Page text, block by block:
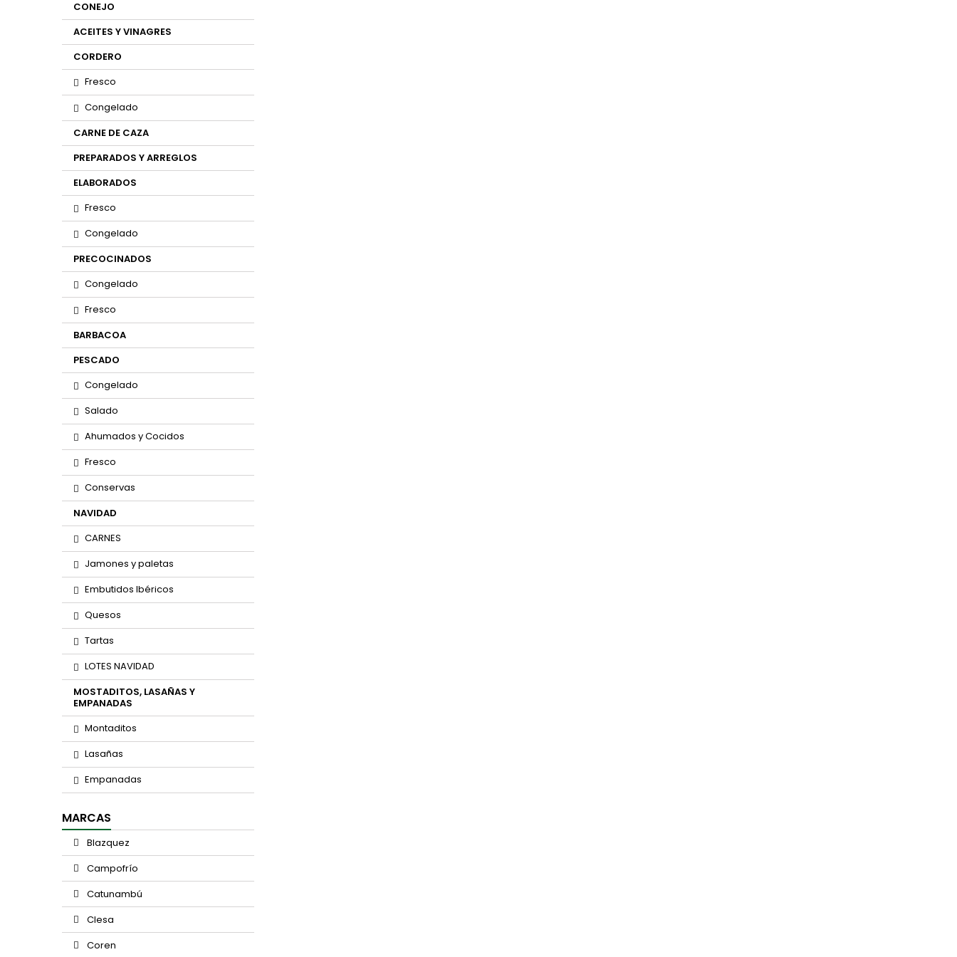
CONEJO
ACEITES Y VINAGRES
CORDERO
Fresco
Congelado
CARNE DE CAZA
PREPARADOS Y ARREGLOS
ELABORADOS
Fresco
Congelado
PRECOCINADOS
Congelado
Fresco
BARBACOA
PESCADO
Congelado
Salado
Ahumados y Cocidos
Fresco
Conservas
NAVIDAD
CARNES
Jamones y paletas
Embutidos Ibéricos
Quesos
Tartas
LOTES NAVIDAD
MOSTADITOS, LASAÑAS Y
EMPANADAS
Montaditos
Lasañas
Empanadas
MARCAS
Blazquez
Campofrío
Catunambú
Clesa
Coren